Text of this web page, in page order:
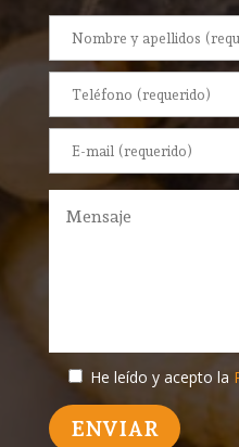
He leído y acepto la